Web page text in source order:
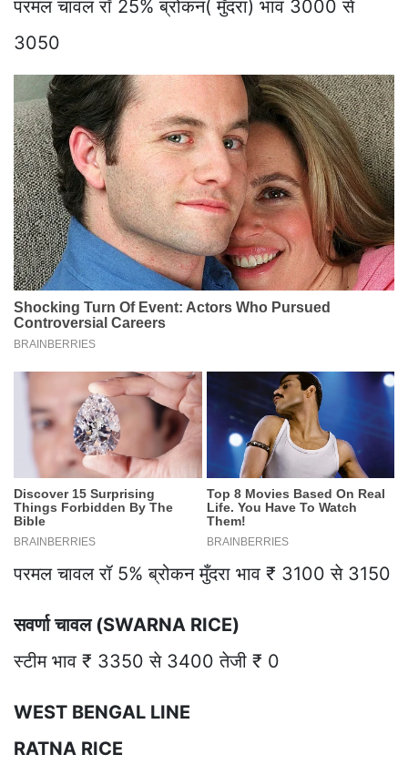
परमल चावल रॉ 25% ब्रोकन( मुँदरा) भाव 3000 से
3050
परमल चावल रॉ 5% ब्रोकन मुँदरा भाव ₹ 3100 से 3150
सवर्णा चावल (SWARNA RICE)
स्टीम भाव ₹ 3350 से 3400 तेजी ₹ 0
WEST BENGAL LINE
RATNA RICE